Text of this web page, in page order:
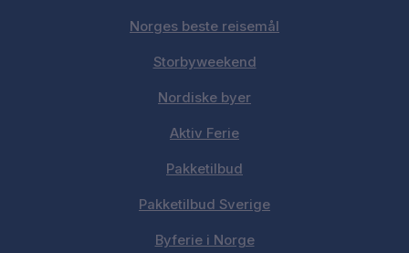
Norges beste reisemål
Storbyweekend
Nordiske byer
Aktiv Ferie
Pakketilbud
Pakketilbud Sverige
Byferie i Norge